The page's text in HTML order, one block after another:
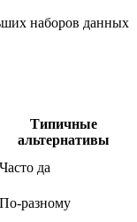
наборов данных
Типичные
альтернативы
Часто да
По‑разному